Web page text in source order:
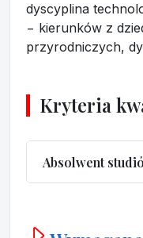
dyscyplina
− kierunków z
przyrodniczych,
Kryteria
Absolwent